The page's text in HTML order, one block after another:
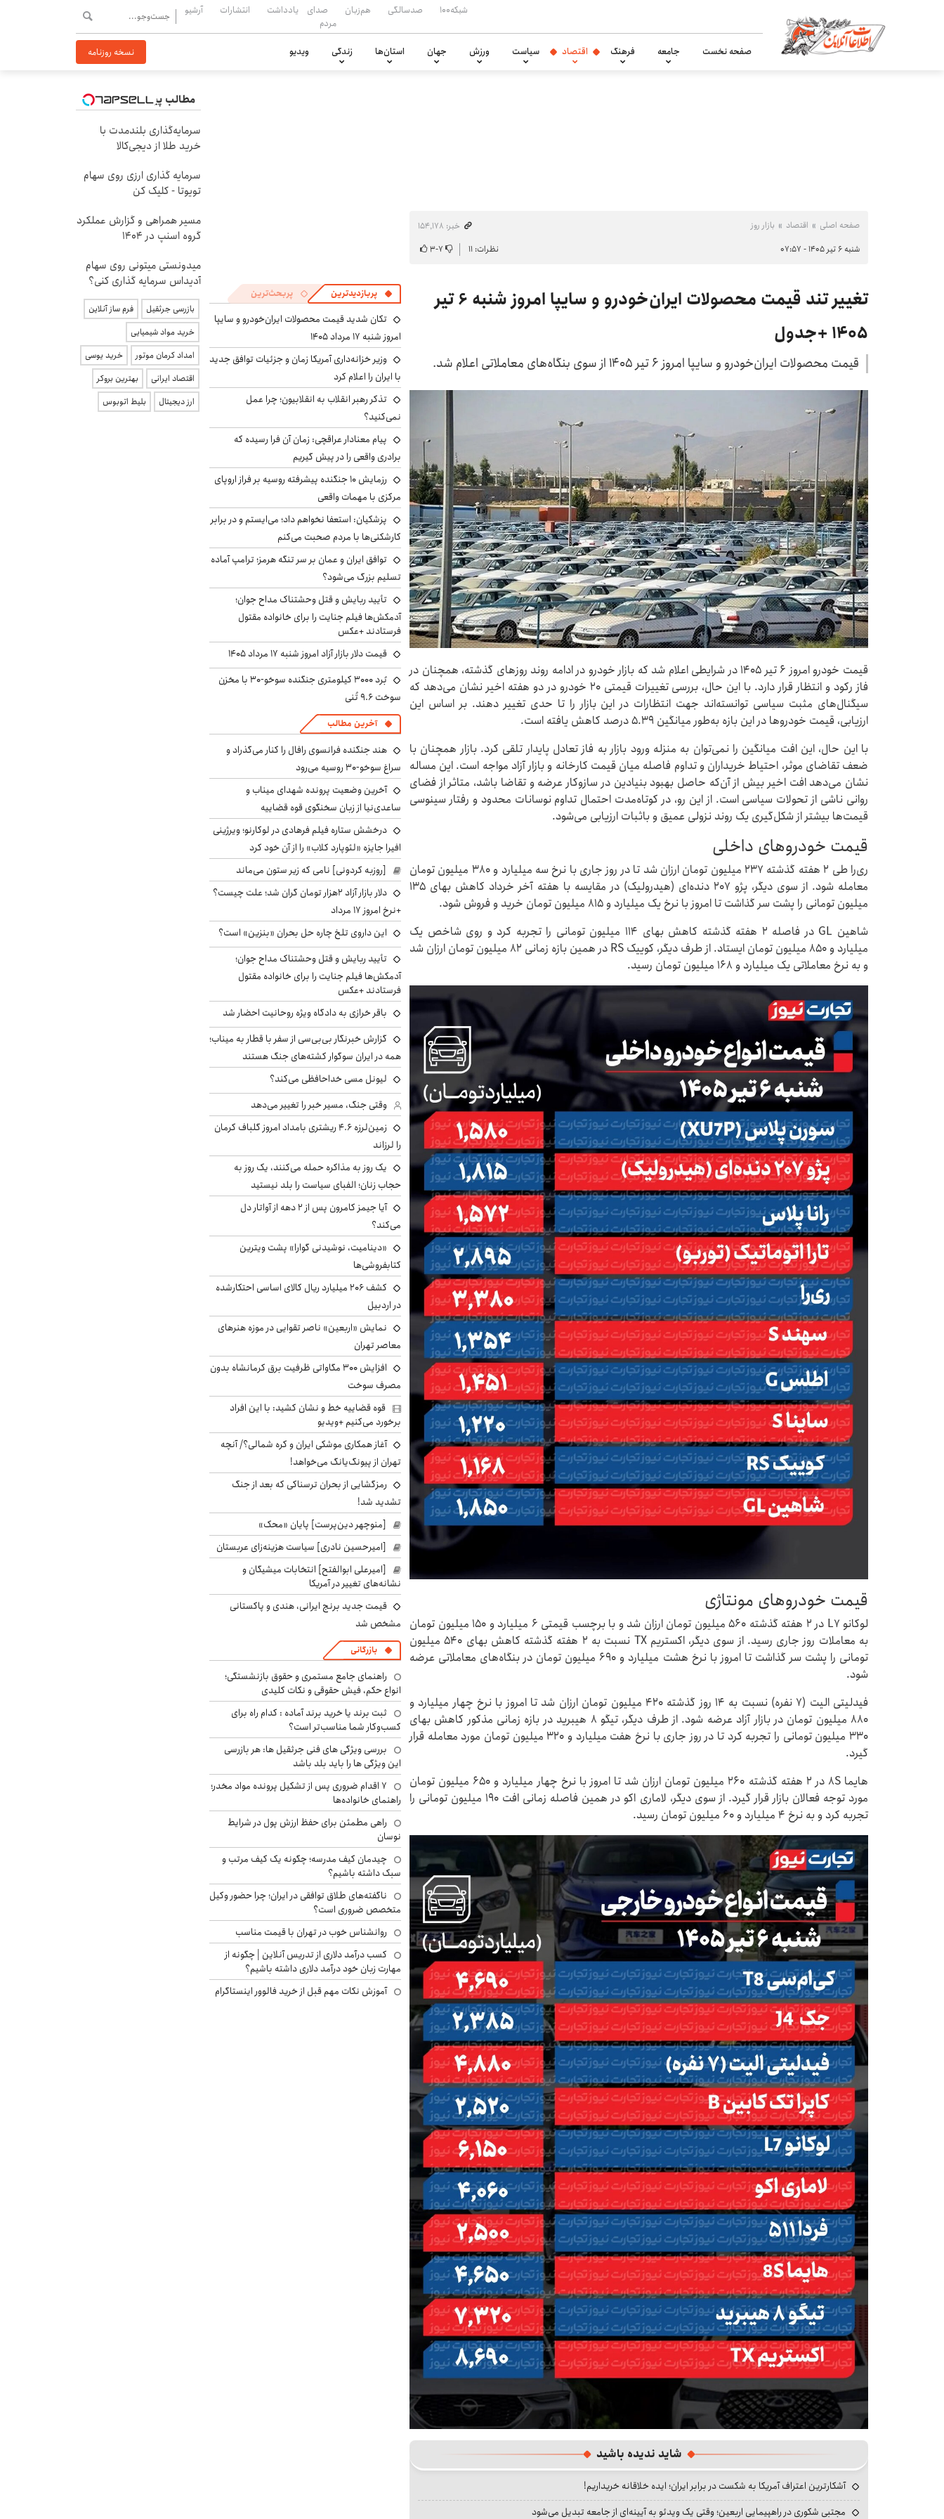
شبکه۱۰۰ صدسالگی هم‌زبان
صدای
مردم
یادداشت انتشارات آرشیو
صفحه نخست جامعه فرهنگ اقتصاد سیاست ورزش جهان استان‌ها زندگی ویدیو نسخه روزنامه
صفحه اصلی اقتصاد بازار روز
خبر: ۱۵۴٬۱۷۸
شنبه ۶ تیر ۱۴۰۵ - ۰۷:۵۷
نظرات: ۱۱ ۷-۳
تغییر تند قیمت محصولات ایران‌خودرو و سایپا امروز شنبه ۶ تیر
۱۴۰۵ +جدول
قیمت محصولات ایران‌خودرو و سایپا امروز ۶ تیر ۱۴۰۵ از سوی بنگاه‌های معاملاتی اعلام شد.
قیمت خودرو امروز ۶ تیر ۱۴۰۵ در شرایطی اعلام شد که بازار خودرو در ادامه روند روزهای گذشته، همچنان در
فاز رکود و انتظار قرار دارد. با این حال، بررسی تغییرات قیمتی ۲۰ خودرو در دو هفته اخیر نشان می‌دهد که
سیگنال‌های مثبت سیاسی توانسته‌اند جهت انتظارات در این بازار را تا حدی تغییر دهند. بر اساس این
ارزیابی، قیمت خودروها در این بازه به‌طور میانگین ۵.۳۹ درصد کاهش یافته است.
با این حال، این افت میانگین را نمی‌توان به منزله ورود بازار به فاز تعادل پایدار تلقی کرد. بازار همچنان با
ضعف تقاضای موثر، احتیاط خریداران و تداوم فاصله میان قیمت کارخانه و بازار آزاد مواجه است. این مساله
نشان می‌دهد افت اخیر بیش از آن‌که حاصل بهبود بنیادین در سازوکار عرضه و تقاضا باشد، متاثر از فضای
روانی ناشی از تحولات سیاسی است. از این رو، در کوتاه‌مدت احتمال تداوم نوسانات محدود و رفتار سینوسی
قیمت‌ها بیشتر از شکل‌گیری یک روند نزولی عمیق و باثبات ارزیابی می‌شود.
قیمت خودروهای داخلی
ری‌را طی ۲ هفته گذشته ۲۳۷ میلیون تومان ارزان شد تا در روز جاری با نرخ سه میلیارد و ۳۸۰ میلیون تومان
معامله شود. از سوی دیگر، پژو ۲۰۷ دنده‌ای (هیدرولیک) در مقایسه با هفته آخر خرداد کاهش بهای ۱۳۵
میلیون تومانی را پشت سر گذاشت تا امروز با نرخ یک میلیارد و ۸۱۵ میلیون تومان خرید و فروش شود.
شاهین GL در فاصله ۲ هفته گذشته کاهش بهای ۱۱۴ میلیون تومانی را تجربه کرد و روی شاخص یک
میلیارد و ۸۵۰ میلیون تومان ایستاد. از طرف دیگر، کوییک RS در همین بازه زمانی ۸۲ میلیون تومان ارزان شد
و به نرخ معاملاتی یک میلیارد و ۱۶۸ میلیون تومان رسید.
قیمت خودروهای مونتاژی
لوکانو L۷ در ۲ هفته گذشته ۵۶۰ میلیون تومان ارزان شد و با برچسب قیمتی ۶ میلیارد و ۱۵۰ میلیون تومان
به معاملات روز جاری رسید. از سوی دیگر، اکستریم TX نسبت به ۲ هفته گذشته کاهش بهای ۵۴۰ میلیون
تومانی را پشت سر گذاشت تا امروز با نرخ هشت میلیارد و ۶۹۰ میلیون تومان در بنگاه‌های معاملاتی عرضه
شود.
فیدلیتی الیت (۷ نفره) نسبت به ۱۴ روز گذشته ۴۲۰ میلیون تومان ارزان شد تا امروز با نرخ چهار میلیارد و
۸۸۰ میلیون تومان در بازار آزاد عرضه شود. از طرف دیگر، تیگو ۸ هیبرید در بازه زمانی مذکور کاهش بهای
۳۳۰ میلیون تومانی را تجربه کرد تا در روز جاری با نرخ هفت میلیارد و ۳۲۰ میلیون تومان مورد معامله قرار
گیرد.
هایما ۸S در ۲ هفته گذشته ۲۶۰ میلیون تومان ارزان شد تا امروز با نرخ چهار میلیارد و ۶۵۰ میلیون تومان
مورد توجه فعالان بازار قرار گیرد. از سوی دیگر، لاماری اکو در همین فاصله زمانی افت ۱۹۰ میلیون تومانی را
تجربه کرد و به نرخ ۴ میلیارد و ۶۰ میلیون تومان رسید.
شاید ندیده باشید
آشکارترین اعتراف آمریکا به شکست در برابر ایران؛ ایده خلاقانه خریداریم!
مجتبی شکوری در راهپیمایی اربعین؛ وقتی یک ویدئو به آیینه‌ای از جامعه تبدیل می‌شود
پربازدیدترین پربحث‌ترین
تکان شدید قیمت محصولات ایران‌خودرو و سایپا
امروز شنبه ۱۷ مرداد ۱۴۰۵
وزیر خزانه‌داری آمریکا زمان و جزئیات توافق جدید
با ایران را اعلام کرد
تذکر رهبر انقلاب به انقلابیون؛ چرا عمل
نمی‌کنید؟
پیام معنادار عراقچی: زمان آن فرا رسیده که
برادری واقعی را در پیش گیریم
رزمایش ۱۰ جنگنده پیشرفته روسیه بر فراز اروپای
مرکزی با مهمات واقعی
پزشکیان: استعفا نخواهم داد؛ می‌ایستم و در برابر
کارشکنی‌ها با مردم صحبت می‌کنم
توافق ایران و عمان بر سر تنگه هرمز؛ ترامپ آماده
تسلیم بزرگ می‌شود؟
تأیید ربایش و قتل وحشتناک مداح جوان؛
آدمکش‌ها فیلم جنایت را برای خانواده مقتول
فرستادند +عکس
قیمت دلار بازار آزاد امروز شنبه ۱۷ مرداد ۱۴۰۵
بُرد ۳۰۰۰ کیلومتری جنگنده سوخو-۳۰ با مخزن
سوخت ۹.۶ تُنی
آخرین مطالب
هند جنگنده فرانسوی رافال را کنار می‌گذراد و
سراغ سوخو-30 روسیه می‌رود
آخرین وضعیت پرونده شهدای میناب و
ساعدی‌نیا از زبان سخنگوی قوه قضاییه
درخشش ستاره فیلم فرهادی در لوکارنو؛ ویرژینی
افیرا جایزه «لئوپارد کلاب» را از آن خود کرد
[روزبه کردونی] نامی که زیر ستون می‌ماند
دلار بازار آزاد ۲هزار تومان گران شد؛ علت چیست؟
+نرخ امروز ۱۷ مرداد
این داروی تلخ چاره حل بحران «بنزین» است؟
تأیید ربایش و قتل وحشتناک مداح جوان؛
آدمکش‌ها فیلم جنایت را برای خانواده مقتول
فرستادند +عکس
باقر خرازی به دادگاه ویژه روحانیت احضار شد
گزارش خبرنگار بی‌بی‌سی از سفر با قطار به میناب؛
همه در ایران سوگوار کشته‌های جنگ هستند
لیونل مسی خداحافظی می‌کند؟
وقتی جنگ، مسیر خبر را تغییر می‌دهد
زمین‌لرزه ۴.۶ ریشتری بامداد امروز گلباف کرمان
را لرزاند
یک روز به مذاکره حمله می‌کنند، یک روز به
حجاب زنان؛ الفبای سیاست را بلد نیستید
آیا جیمز کامرون پس از ۲ دهه از آواتار دل
می‌کند؟
«دینامیت، نوشیدنی گوارا» پشت ویترین
کتابفروشی‌ها
کشف ۲۰۶ میلیارد ریال کالای اساسی احتکارشده
در اردبیل
نمایش «اربعین» ناصر تقوایی در موزه هنرهای
معاصر تهران
افزایش ۳۰۰ مگاواتی ظرفیت برق کرمانشاه بدون
مصرف سوخت
قوه قضاییه خط و نشان کشید: با این افراد
برخورد می‌کنیم +ویدیو
آغاز همکاری موشکی ایران و کره شمالی؟/ آنچه
تهران از پیونگ‌یانگ می‌خواهد!
رمزگشایی از بحران ترسناکی که بعد از جنگ
تشدید شد!
[منوچهر دین‌پرست] پایان «محک»
[امیرحسین نادری] سیاست هزینه‌زای عربستان
[امیرعلی ابوالفتح] انتخابات میشیگان و
نشانه‌های تغییر در آمریکا
قیمت جدید برنج ایرانی، هندی و پاکستانی
مشخص شد
بازرگانی
راهنمای جامع مستمری و حقوق بازنشستگی؛
انواع حکم، فیش حقوقی و نکات کلیدی
ثبت برند یا خرید برند آماده : کدام راه برای
کسب‌وکار شما مناسب‌تر است؟
بررسی ویژگی های فنی جرثقیل ها: هر بازرسی
این ویژگی ها را باید بلد باشد
۷ اقدام ضروری پس از تشکیل پرونده مواد مخدر؛
راهنمای خانواده‌ها
راهی مطمئن برای حفظ ارزش پول در شرایط
نوسان
چیدمان کیف مدرسه؛ چگونه یک کیف مرتب و
سبک داشته باشیم؟
ناگفته‌های طلاق توافقی در ایران؛ چرا حضور وکیل
متخصص ضروری است؟
روانشناس خوب در تهران با قیمت مناسب
کسب درآمد دلاری از تدریس آنلاین | چگونه از
مهارت زبان خود درآمد دلاری داشته باشیم؟
آموزش نکات مهم قبل از خرید فالوور اینستاگرام
مطالب پیشنهادی
سرمایه‌گذاری بلندمدت با
خرید طلا از دیجی‌کالا
سرمایه گذاری ارزی روی سهام
تویوتا - کلیک کن
مسیر همراهی و گزارش عملکرد
گروه اسنپ در ۱۴۰۴
میدونستی میتونی روی سهام
آدیداس سرمایه گذاری کنی؟
بازرسی جرثقیل
فرم ساز آنلاین
خرید مواد شیمیایی
امداد کرمان موتور
خرید یوسی
اقتصاد ایرانی
بهترین بروکر
ارز دیجیتال
بلیط اتوبوس